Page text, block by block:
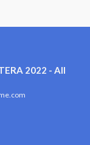
2022 - All